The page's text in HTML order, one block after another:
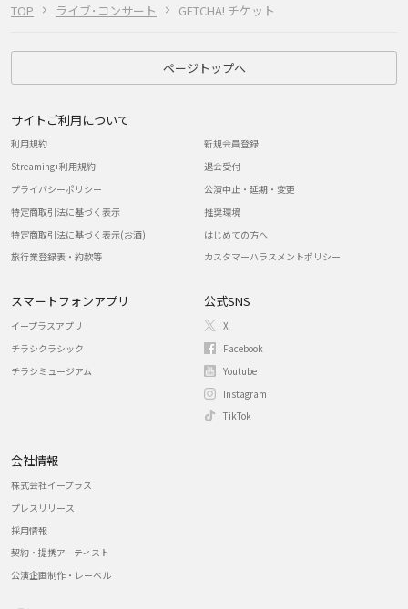
TOP ライブ･コンサート GETCHA! チケット
ページトップへ
サイトご利用について
利用規約
Streaming+利用規約
プライバシーポリシー
特定商取引法に基づく表示
特定商取引法に基づく表示(お酒)
旅行業登録表・約款等
新規会員登録
退会受付
公演中止・延期・変更
推奨環境
はじめての方へ
カスタマーハラスメントポリシー
スマートフォンアプリ
イープラスアプリ
チラシクラシック
チラシミュージアム
公式SNS
X
Facebook
Youtube
Instagram
TikTok
会社情報
株式会社イープラス
プレスリリース
採用情報
契約・提携アーティスト
公演企画制作・レーベル